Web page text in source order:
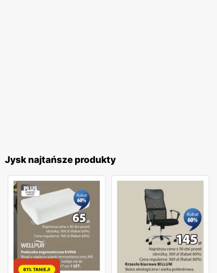
Jysk najtańsze produkty
61% TANIEJ!